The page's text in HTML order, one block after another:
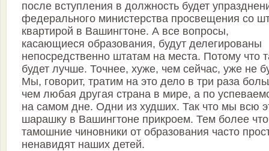
после вступления в должность будет
федерального министерства просвещения со
квартирой в Вашингтоне. А все вопросы,
касающиеся образования, будут делегированы
непосредственно штатам на места. Потому что
будет лучше. Точнее, хуже, чем сейчас, уже не
Мы, говорит, тратим на это дело в три раза
чем любая другая страна в мире, а по
на самом дне. Одни из худших. Так что мы всю
шарашку в Вашингтоне прикроем. Тем более что
тамошние чиновники от образования часто
ненавидят наших детей.